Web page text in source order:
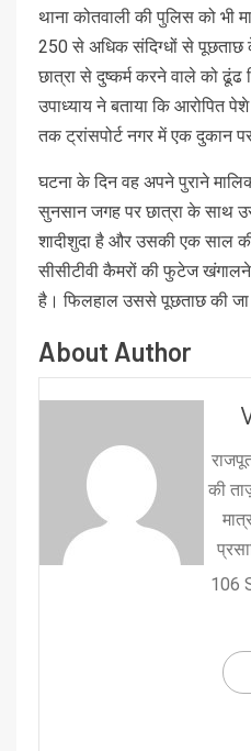
थाना कोतवाली की पुलिस को भी
250 से अधिक संदिग्धों से
छात्रा से दुष्कर्म करने वाले को
उपाध्याय ने बताया कि
तक ट्रांसपोर्ट नगर में एक दुकान
घटना के दिन वह अपने पुराने
सुनसान जगह पर छात्रा के साथ
शादीशुदा है और उसकी एक साल
सीसीटीवी कैमरों की फुटेज
है। फिलहाल उससे पूछताछ की जा
About Author
की
106